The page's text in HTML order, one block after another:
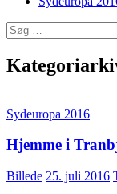
Søg
efter:
Sydeuropa 2016
Hjemme i
Billede 25. juli 2016